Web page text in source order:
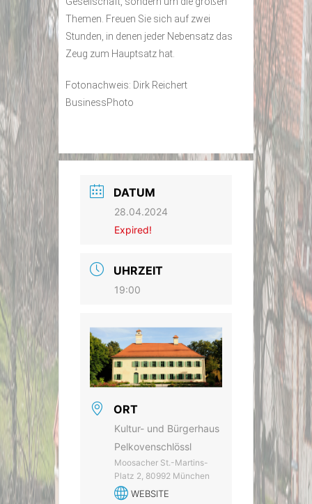
Themen. Freuen Sie sich auf zwei
Stunden, in denen jeder Nebensatz das
Zeug zum Hauptsatz hat.
Fotonachweis: Dirk Reichert
BusinessPhoto
DATUM
28.04.2024
Expired!
UHRZEIT
19:00
ORT
Kultur- und Bürgerhaus
Pelkovenschlössl
Moosacher St.-Martins-
Platz 2, 80992 München
WEBSITE